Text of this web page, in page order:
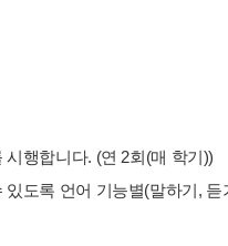
행합니다. (연 2회(매 학기))
도록 언어 기능별(말하기,